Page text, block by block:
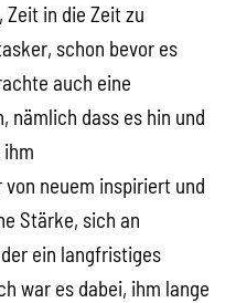
in die Zeit zu
schon bevor es
auch eine
nämlich dass es hin und
neuem inspiriert und
Stärke, sich an
ein langfristiges
war es dabei, ihm lange